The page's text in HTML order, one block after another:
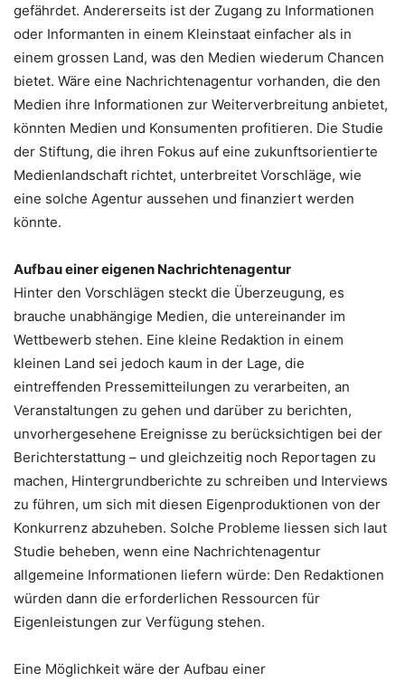
gefährdet. Andererseits ist der Zugang zu Informationen
oder Informanten in einem Kleinstaat einfacher als in
einem grossen Land, was den Medien wiederum Chancen
bietet. Wäre eine Nachrichtenagentur vorhanden, die den
Medien ihre Informationen zur Weiterverbreitung anbietet,
könnten Medien und Konsumenten profitieren. Die Studie
der Stiftung, die ihren Fokus auf eine zukunftsorientierte
Medienlandschaft richtet, unterbreitet Vorschläge, wie
eine solche Agentur aussehen und finanziert werden
könnte.
Aufbau einer eigenen Nachrichtenagentur
Hinter den Vorschlägen steckt die Überzeugung, es
brauche unabhängige Medien, die untereinander im
Wettbewerb stehen. Eine kleine Redaktion in einem
kleinen Land sei jedoch kaum in der Lage, die
eintreffenden Pressemitteilungen zu verarbeiten, an
Veranstaltungen zu gehen und darüber zu berichten,
unvorhergesehene Ereignisse zu berücksichtigen bei der
Berichterstattung – und gleichzeitig noch Reportagen zu
machen, Hintergrundberichte zu schreiben und Interviews
zu führen, um sich mit diesen Eigenproduktionen von der
Konkurrenz abzuheben. Solche Probleme liessen sich laut
Studie beheben, wenn eine Nachrichtenagentur
allgemeine Informationen liefern würde: Den Redaktionen
würden dann die erforderlichen Ressourcen für
Eigenleistungen zur Verfügung stehen.
Eine Möglichkeit wäre der Aufbau einer